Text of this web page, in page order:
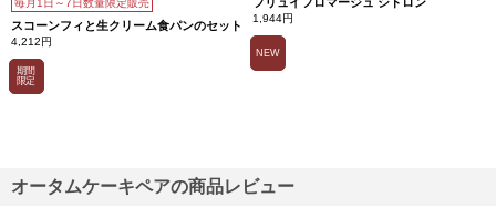
毎月1日～7日数量限定販売
スコーンフィと生クリーム食パンのセット
4,212円
期間
限定
1,944円
NEW
オータムケーキペアの商品レビュー